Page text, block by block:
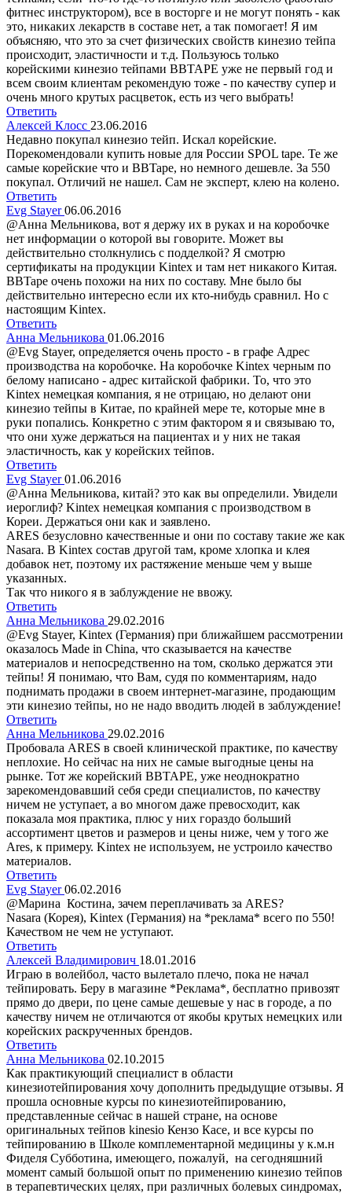
фитнес инструктором), все в восторге и не могут понять - как
это, никаких лекарств в составе нет, а так помогает! Я им
объясняю, что это за счет физических свойств кинезио тейпа
происходит, эластичности и т.д. Пользуюсь только
корейскими кинезио тейпами BBTAPE уже не первый год и
всем своим клиентам рекомендую тоже - по качеству супер и
очень много крутых расцветок, есть из чего выбрать!
Ответить
Алексей Клосс 23.06.2016
Недавно покупал кинезио тейп. Искал корейские.
Порекомендовали купить новые для России SPOL tape. Те же
самые корейские что и BBTape, но немного дешевле. За 550
покупал. Отличий не нашел. Сам не эксперт, клею на колено.
Ответить
Evg Stayer 06.06.2016
@Анна Мельникова, вот я держу их в руках и на коробочке
нет информации о которой вы говорите. Может вы
действительно столкнулись с подделкой? Я смотрю
сертификаты на продукции Kintex и там нет никакого Китая.
BBTape очень похожи на них по составу. Мне было бы
действительно интересно если их кто-нибудь сравнил. Но с
настоящим Kintex.
Ответить
Анна Мельникова 01.06.2016
@Evg Stayer, определяется очень просто - в графе Адрес
производства на коробочке. На коробочке Kintex черным по
белому написано - адрес китайской фабрики. То, что это
Kintex немецкая компания, я не отрицаю, но делают они
кинезио тейпы в Китае, по крайней мере те, которые мне в
руки попались. Конкретно с этим фактором я и связываю то,
что они хуже держаться на пациентах и у них не такая
эластичность, как у корейских тейпов.
Ответить
Evg Stayer 01.06.2016
@Анна Мельникова, китай? это как вы определили. Увидели
иероглиф? Kintex немецкая компания с производством в
Кореи. Держаться они как и заявлено.
ARES безусловно качественные и они по составу такие же как
Nasara. В Kintex состав другой там, кроме хлопка и клея
добавок нет, поэтому их растяжение меньше чем у выше
указанных.
Так что никого я в заблуждение не ввожу.
Ответить
Анна Мельникова 29.02.2016
@Evg Stayer, Kintex (Германия) при ближайшем рассмотрении
оказалось Made in China, что сказывается на качестве
материалов и непосредственно на том, сколько держатся эти
тейпы! Я понимаю, что Вам, судя по комментариям, надо
поднимать продажи в своем интернет-магазине, продающим
эти кинезио тейпы, но не надо вводить людей в заблуждение!
Ответить
Анна Мельникова 29.02.2016
Пробовала ARES в своей клинической практике, по качеству
неплохие. Но сейчас на них не самые выгодные цены на
рынке. Тот же корейский BBTAPE, уже неоднократно
зарекомендовавший себя среди специалистов, по качеству
ничем не уступает, а во многом даже превосходит, как
показала моя практика, плюс у них гораздо больший
ассортимент цветов и размеров и цены ниже, чем у того же
Аres, к примеру. Kintex не используем, не устроило качество
материалов.
Ответить
Evg Stayer 06.02.2016
@Марина Костина, зачем переплачивать за АRES?
Nasara (Корея), Kintex (Германия) на *реклама* всего по 550!
Качеством не чем не уступают.
Ответить
Алексей Владимирович 18.01.2016
Играю в волейбол, часто вылетало плечо, пока не начал
тейпировать. Беру в магазине *Реклама*, бесплатно привозят
прямо до двери, по цене самые дешевые у нас в городе, а по
качеству ничем не отличаются от якобы крутых немецких или
корейских раскрученных брендов.
Ответить
Анна Мельникова 02.10.2015
Как практикующий специалист в области
кинезиотейпирования хочу дополнить предыдущие отзывы. Я
прошла основные курсы по кинезиотейпированию,
представленные сейчас в нашей стране, на основе
оригинальных тейпов kinesio Кензо Касе, и все курсы по
тейпированию в Школе комплементарной медицины у к.м.н
Фиделя Субботина, имеющего, пожалуй, на сегодняшний
момент самый большой опыт по применению кинезио тейпов
в терапевтических целях, при различных болевых синдромах,